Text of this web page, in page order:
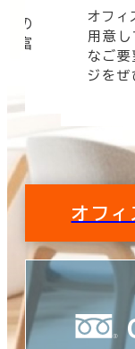
の
豊富
オフ
用意
なご
ジをぜ
オフ